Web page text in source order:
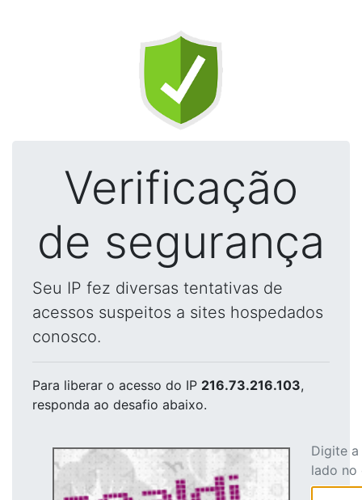
Verificação
de segurança
Seu IP fez diversas tentativas de
acessos suspeitos a sites hospedados
conosco.
Para liberar o acesso do IP 216.73.216.103,
responda ao desafio abaixo.
Digite
lado no